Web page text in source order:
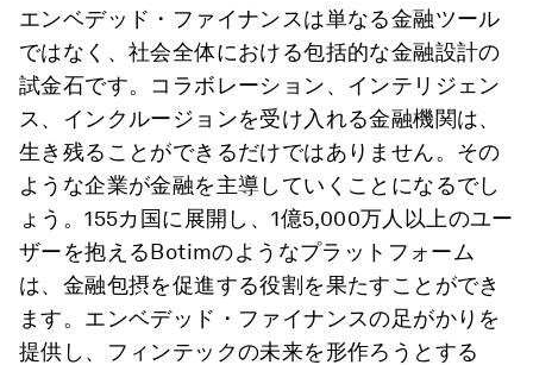
エンベデッド・ファイナンスは単なる金融ツール
ではなく、社会全体における包括的な金融設計の
試金石です。コラボレーション、インテリジェン
ス、インクルージョンを受け入れる金融機関は、
生き残ることができるだけではありません。その
ような企業が金融を主導していくことになるでし
ょう。155カ国に展開し、1億5,000万人以上のユー
ザーを抱えるBotimのようなプラットフォーム
は、金融包摂を促進する役割を果たすことができ
ます。エンベデッド・ファイナンスの足がかりを
提供し、フィンテックの未来を形作ろうとする